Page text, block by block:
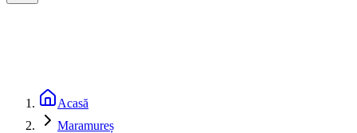
Acasă
Maramureș